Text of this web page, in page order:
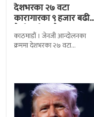
देशभरका २७ वटा
कारागारका ९ हजार बढी
कैदीबन्दी अझै फरार
काठमाडौं । जेनजी आन्दोलनका
क्रममा देशभरका २७ वटा